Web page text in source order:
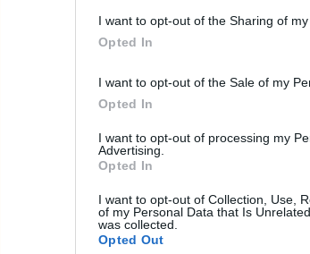
I want to opt-out of the Sharing of my
Opted In
I want to opt-out of the Sale of my
Opted In
I want to opt-out of processing my
Advertising.
Opted In
I want to opt-out of Collection, Use,
of my Personal Data that Is
was collected.
Opted Out